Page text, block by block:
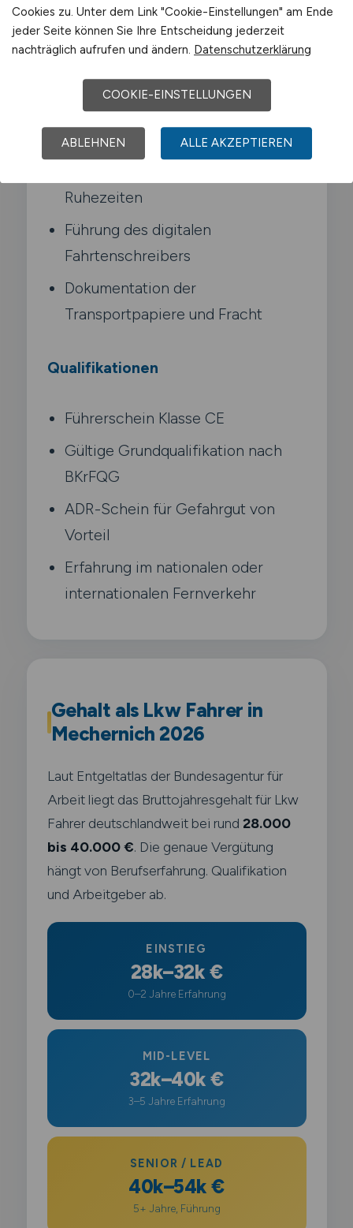
Führen von Lkw im Fern- und
Nahverkehr
Ladungssicherung nach
gesetzlichen Vorgaben
Ruhezeiten
Führung des digitalen
Fahrtenschreibers
Dokumentation der
Transportpapiere und Fracht
Qualifikationen
Führerschein Klasse CE
Gültige Grundqualifikation nach
BKrFQG
ADR-Schein für Gefahrgut von
Vorteil
Erfahrung im nationalen oder
internationalen Fernverkehr
Gehalt als Lkw Fahrer in
Mechernich 2026
Laut Entgeltatlas der Bundesagentur für
Arbeit liegt das Bruttojahresgehalt für Lkw
Fahrer deutschlandweit bei rund 28.000
bis 40.000 €. Die genaue Vergütung
hängt von Berufserfahrung. Qualifikation
und Arbeitgeber ab.
EINSTIEG
28k–32k €
0–2 Jahre Erfahrung
MID-LEVEL
32k–40k €
3–5 Jahre Erfahrung
SENIOR / LEAD
40k–54k €
5+ Jahre, Führung
Cookies zu. Unter dem Link "Cookie-Einstellungen" am Ende
jeder Seite können Sie Ihre Entscheidung jederzeit
nachträglich aufrufen und ändern. Datenschutzerklärung
COOKIE-EINSTELLUNGEN
ABLEHNEN ALLE AKZEPTIEREN